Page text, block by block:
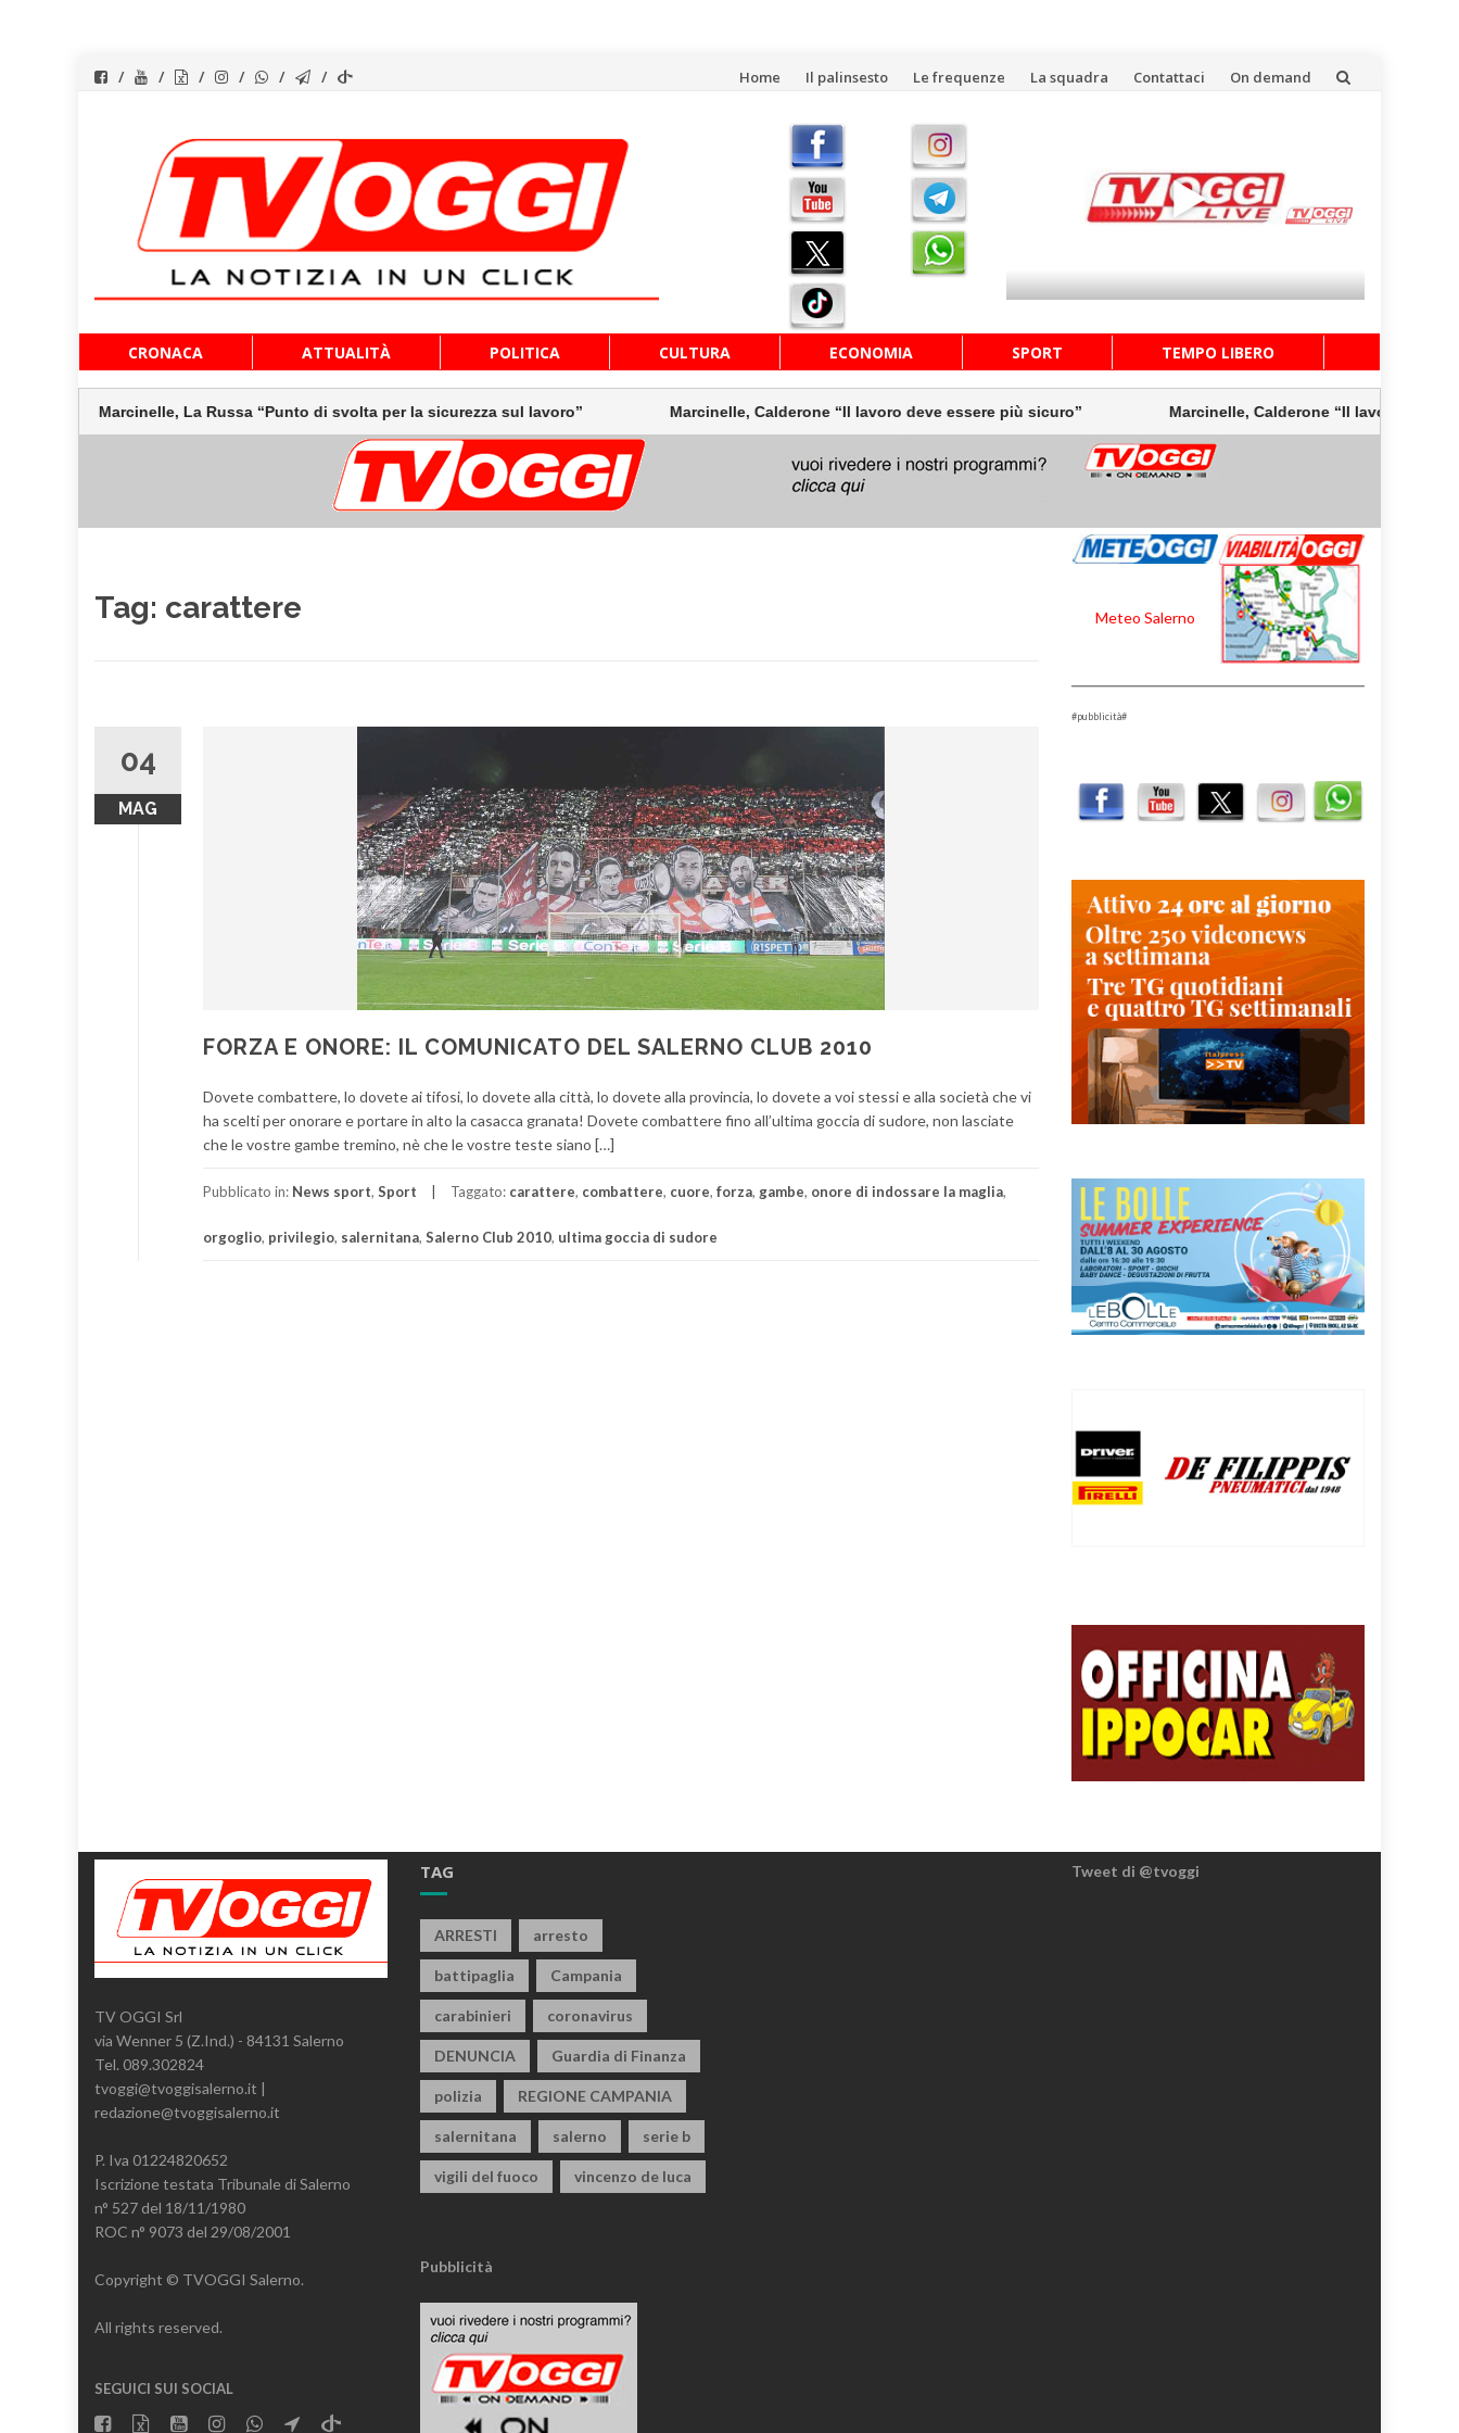
Vai
contenuto
Home Il palinsesto Le frequenze La squadra Contattaci On demand
al
contenuto
CRONACA ATTUALITÀ POLITICA CULTURA ECONOMIA SPORT TEMPO LIBERO
Marcinelle, La Russa “Punto di svolta per la sicurezza sul lavoro” Marcinelle, Calderone “Il lavoro deve essere più sicuro” Marcinelle, Calderone “Il lavoro deve essere
Tag: carattere
04
MAG
FORZA E ONORE: IL COMUNICATO DEL SALERNO CLUB 2010
Dovete combattere, lo dovete ai tifosi, lo dovete alla città, lo dovete alla provincia, lo dovete a voi stessi e alla società che vi
ha scelti per onorare e portare in alto la casacca granata! Dovete combattere fino all’ultima goccia di sudore, non lasciate
che le vostre gambe tremino, nè che le vostre teste siano […]
Pubblicato in: News sport, Sport Taggato: carattere, combattere, cuore, forza, gambe, onore di indossare la maglia,
orgoglio, privilegio, salernitana, Salerno Club 2010, ultima goccia di sudore
Meteo Salerno
#pubblicità#
TV OGGI Srl
via Wenner 5 (Z.Ind.) - 84131 Salerno
Tel. 089.302824
tvoggi@tvoggisalerno.it |
redazione@tvoggisalerno.it
P. Iva 01224820652
Iscrizione testata Tribunale di Salerno
n° 527 del 18/11/1980
ROC n° 9073 del 29/08/2001
Copyright © TVOGGI Salerno.
All rights reserved.
SEGUICI SUI SOCIAL
TAG
ARRESTI arresto
battipaglia Campania
carabinieri coronavirus
DENUNCIA Guardia di Finanza
polizia REGIONE CAMPANIA
salernitana salerno serie b
vigili del fuoco vincenzo de luca
Pubblicità
Tweet di @tvoggi